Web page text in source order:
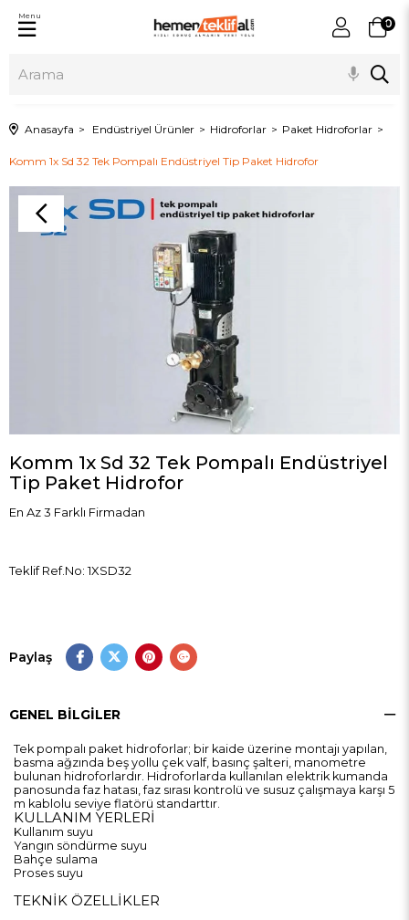
0
Menu
Anasayfa Endüstriyel Ürünler Hidroforlar Paket Hidroforlar
Komm 1x Sd 32 Tek Pompalı Endüstriyel Tip Paket Hidrofor
Komm 1x Sd 32 Tek Pompalı Endüstriyel
Tip Paket Hidrofor
En Az 3 Farklı Firmadan
Teklif Ref.No: 1XSD32
Paylaş
GENEL BILGILER
Tek pompalı paket hidroforlar; bir kaide üzerine montajı yapılan,
basma ağzında beş yollu çek valf, basınç şalteri, manometre
bulunan hidroforlardır. Hidroforlarda kullanılan elektrik kumanda
panosunda faz hatası, faz sırası kontrolü ve susuz çalışmaya karşı 5
m kablolu seviye flatörü standarttır.
KULLANIM YERLERİ
Kullanım suyu
Yangın söndürme suyu
Bahçe sulama
Proses suyu
TEKNİK ÖZELLİKLER